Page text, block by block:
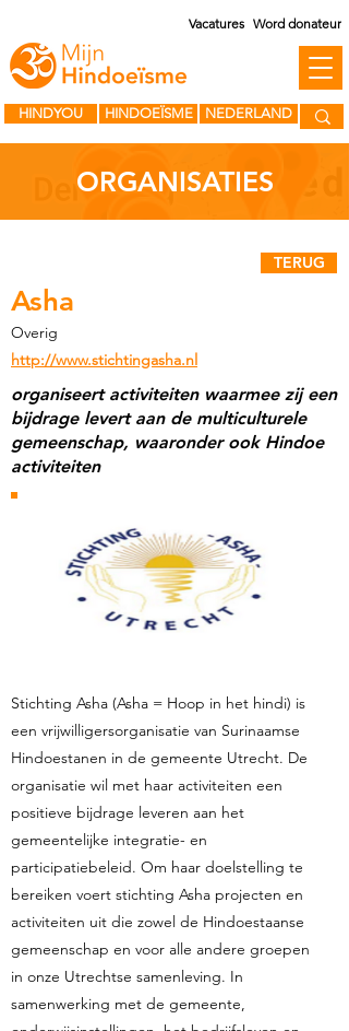
HINDOEÏSME
HINDYOU NEDERLAND
Vacatures Word donateur
ORGANISATIES
TERUG
Asha
Overig
http://www.stichtingasha.nl
organiseert activiteiten waarmee zij een
bijdrage levert aan de multiculturele
gemeenschap, waaronder ook Hindoe
activiteiten
Stichting Asha (Asha = Hoop in het hindi) is
een vrijwilligersorganisatie van Surinaamse
Hindoestanen in de gemeente Utrecht. De
organisatie wil met haar activiteiten een
positieve bijdrage leveren aan het
gemeentelijke integratie- en
participatiebeleid. Om haar doelstelling te
bereiken voert stichting Asha projecten en
activiteiten uit die zowel de Hindoestaanse
gemeenschap en voor alle andere groepen
in onze Utrechtse samenleving. In
samenwerking met de gemeente,